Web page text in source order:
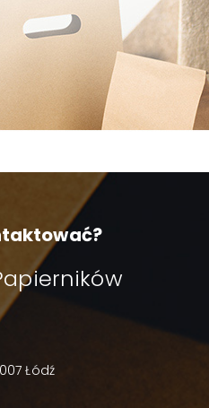
Łódź